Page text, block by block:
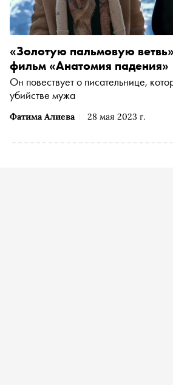
Фатима Алиева 28 мая 2023 г.
«Золотую пальмовую
фильм «Анатомия падения»
Он повествует о писательнице,
убийстве мужа